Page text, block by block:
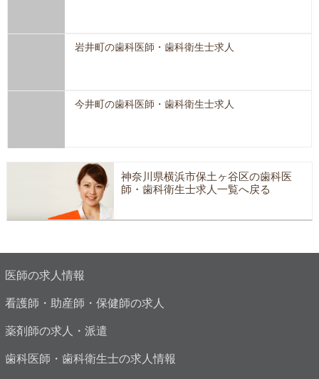
岩井町の歯科医師・歯科衛生士求人
今井町の歯科医師・歯科衛生士求人
神奈川県横浜市保土ヶ谷区の歯科医
師・歯科衛生士求人一覧へ戻る
医師の求人情報
看護師・助産師・保健師の求人
薬剤師の求人・派遣
歯科医師・歯科衛生士の求人情報